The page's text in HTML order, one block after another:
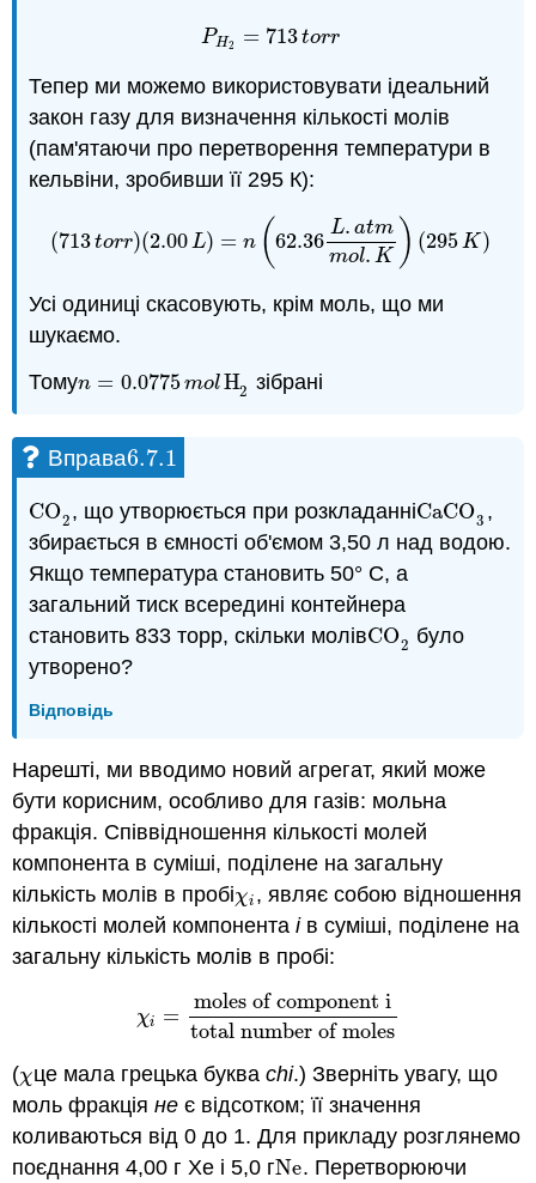
PH2 = 713 torr
PH 2= 713torr
Тепер ми можемо використовувати ідеальний
закон газу для визначення кількості молів
(пам'ятаючи про перетворення температури в
кельвіни, зробивши її 295 К):
(713torr)(2.00L) = n (62.36
L. atm
mol. K ) (295K)
(713torr)(2.00L)=n (62.36L.atmmol.K) (295K)
Усі одиниці скасовують, крім моль, що ми
шукаємо.
Томуn = 0.0775 mol H2
n=0.0775molH2 зібрані
Вправа6.7.1
6.7.1
CO2
CO2, що утворюється при розкладанніCaCO3
CaCO3 ,
збирається в ємності об'ємом 3,50 л над водою.
Якщо температура становить 50° C, а
загальний тиск всередині контейнера
становить 833 торр, скільки молівCO2
CO2 було
утворено?
Відповідь
Нарешті, ми вводимо новий агрегат, який може
бути корисним, особливо для газів: мольна
фракція. Співвідношення кількості молей
компонента в суміші, поділене на загальну
кількість молів в пробіχi
χi , являє собою відношення
кількості молей компонентаiв суміші, поділене на
загальну кількість молів в пробі:
χi =
moles of component i
total number of moles
χi=moles of component itotal number of
(χ
χце мала грецька буква chi.) Зверніть увагу, що
моль фракціяне є відсотком; її значення
коливаються від 0 до 1. Для прикладу розглянемо
поєднання 4,00 г Хе і 5,0 гNe
Ne. Перетворюючи